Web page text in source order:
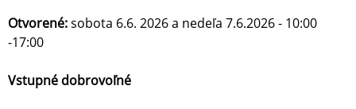
Otvorené:sobota 6.6. 2026 a nedeľa 7.6.2026 - 10:00
-17:00
Vstupné dobrovoľné